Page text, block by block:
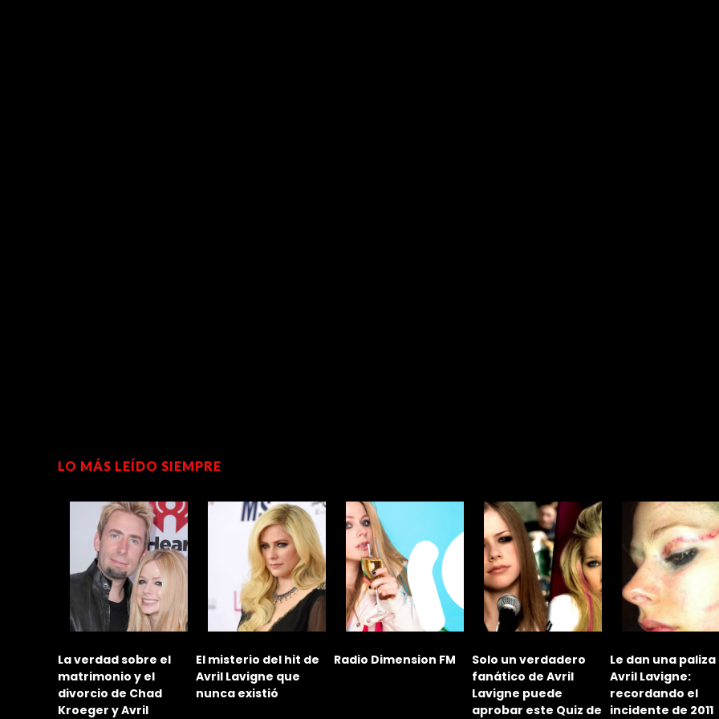
LO MÁS LEÍDO SIEMPRE
La verdad sobre el
matrimonio y el
divorcio de Chad
Kroeger y Avril
El misterio del hit de
Avril Lavigne que
nunca existió
Radio Dimension FM
Solo un verdadero
fanático de Avril
Lavigne puede
aprobar este Quiz de
Le dan una paliza
Avril Lavigne:
recordando el
incidente de 2011